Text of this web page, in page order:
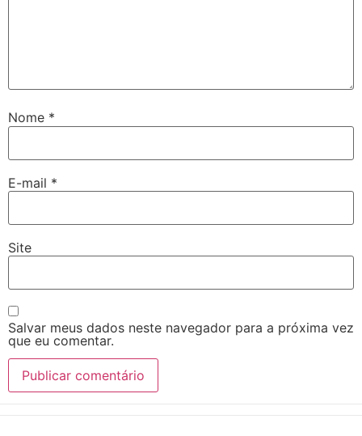
Nome *
E-mail *
Site
Salvar meus dados neste navegador para a próxima vez
que eu comentar.